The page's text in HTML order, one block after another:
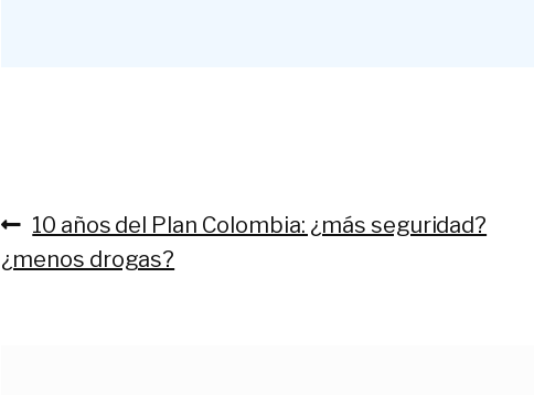
Navegación
de
Anterior:
10 años del Plan Colombia: ¿más seguridad?
¿menos drogas?